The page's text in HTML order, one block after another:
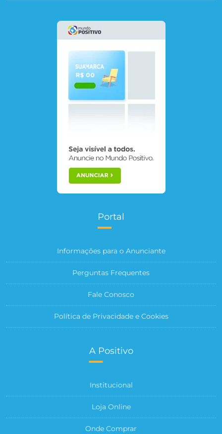
Portal
Informações para o Anunciante
Perguntas Frequentes
Fale Conosco
Política de Privacidade e Cookies
A Positivo
Institucional
Loja Online
Onde Comprar